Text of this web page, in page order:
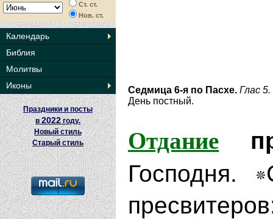
Ст. ст.
Нов. ст.
Календарь
Библия
Молитвы
Иконы
Праздники и посты
в2022 году.
Новый стиль
Старый стиль
Седмица 6-я по Пасхе. Глас 5.
День постный.
Отдание
Господня.